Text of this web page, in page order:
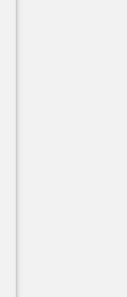
zeigen, das dieses
gehört, dann sind
Richtige für Sie. Es
So können Sie
und einen
Holzstempel